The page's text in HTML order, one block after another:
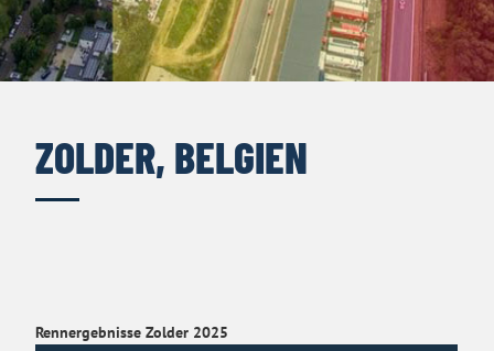
ZOLDER, BELGIEN
Rennergebnisse Zolder 2025